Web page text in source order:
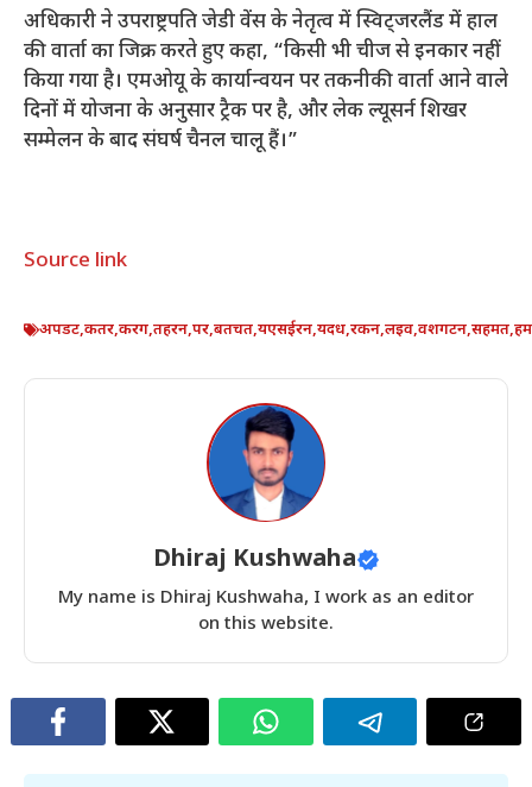
अधिकारी ने उपराष्ट्रपति जेडी वेंस के नेतृत्व में स्विट्जरलैंड में हाल
की वार्ता का जिक्र करते हुए कहा, “किसी भी चीज से इनकार नहीं
किया गया है। एमओयू के कार्यान्वयन पर तकनीकी वार्ता आने वाले
दिनों में योजना के अनुसार ट्रैक पर है, और लेक ल्यूसर्न शिखर
सम्मेलन के बाद संघर्ष चैनल चालू हैं।”
Source link
अपडट,कतर,करग,तहरन,पर,बतचत,यएसईरन,यदध,रकन,लइव,वशगटन,सहमत,
Dhiraj Kushwaha
My name is Dhiraj Kushwaha, I work as an editor
on this website.